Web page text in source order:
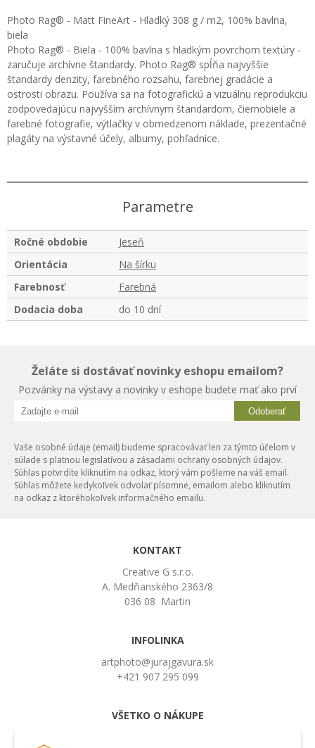
Photo Rag® - Matt FineArt - Hladký 308 g / m2, 100% bavlna,
biela
Photo Rag® - Biela - 100% bavlna s hladkým povrchom textúry -
zaručuje archívne štandardy. Photo Rag® spĺňa najvyššie
štandardy denzity, farebného rozsahu, farebnej gradácie a
ostrosti obrazu. Používa sa na fotografickú a vizuálnu reprodukciu
zodpovedajúcu najvyšším archívnym štandardom, čiernobiele a
farebné fotografie, výtlačky v obmedzenom náklade, prezentačné
plagáty na výstavné účely, albumy, pohľadnice.
Parametre
Ročné obdobie
Jeseň
Orientácia
Na šírku
Farebnosť
Farebná
Dodacia doba
do 10 dní
Želáte si dostávať novinky eshopu emailom?
Pozvánky na výstavy a novinky v eshope budete mať ako prví
Odoberať
Vaše osobné údaje (email) budeme spracovávať len za týmto účelom v
súlade s platnou legislatívou a zásadami ochrany osobných údajov.
Súhlas potvrdíte kliknutím na odkaz, ktorý vám pošleme na váš email.
Súhlas môžete kedykoľvek odvolať písomne, emailom alebo kliknutím
na odkaz z ktoréhokoľvek informačného emailu.
KONTAKT
Creative G s.r.o.
A. Medňanského 2363/8
036 08 Martin
INFOLINKA
artphoto@jurajgavura.sk
+421 907 295 099
VŠETKO O NÁKUPE